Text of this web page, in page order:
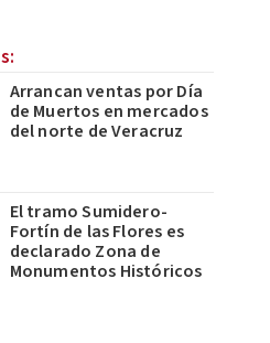
Arrancan ventas por Día
de Muertos en mercados
del norte de Veracruz
El tramo Sumidero-
Fortín de las Flores es
declarado Zona de
Monumentos Históricos